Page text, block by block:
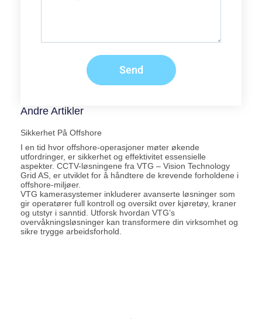
Send
Andre Artikler
Sikkerhet På Offshore
I en tid hvor offshore-operasjoner møter økende
utfordringer, er sikkerhet og effektivitet essensielle
aspekter. CCTV-løsningene fra VTG – Vision Technology
Grid AS, er utviklet for å håndtere de krevende forholdene i
offshore-miljøer.
VTG kamerasystemer inkluderer avanserte løsninger som
gir operatører full kontroll og oversikt over kjøretøy, kraner
og utstyr i sanntid. Utforsk hvordan VTG’s
overvåkningsløsninger kan transformere din virksomhet og
sikre trygge arbeidsforhold.